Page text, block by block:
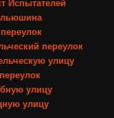
переулок
улицу
улицу
улицу